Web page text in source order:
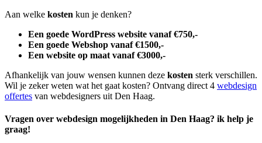
Aan welke kosten kun je denken?
Een goede WordPress website vanaf €750,-
Een goede Webshop vanaf €1500,-
Een website op maat vanaf €3000,-
Afhankelijk van jouw wensen kunnen deze kosten sterk verschillen.
Wil je zeker weten wat het gaat kosten? Ontvang direct 4 webdesign
offertes van webdesigners uit Den Haag.
Vragen over webdesign mogelijkheden in Den Haag? ik help je
graag!